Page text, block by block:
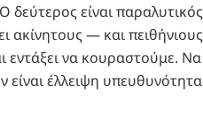
δεύτερος είναι
ακίνητους — και
εντάξει να κουραστούμε.
είναι έλλειψη